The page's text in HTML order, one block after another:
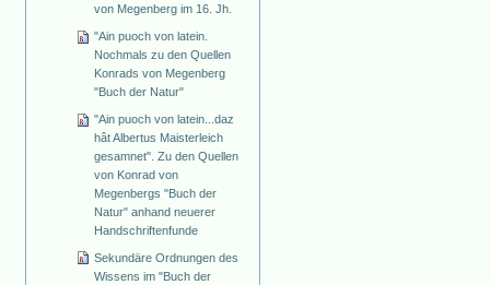
von Megenberg im 16. Jh.
"Ain puoch von latein.
Nochmals zu den Quellen
Konrads von Megenberg
"Buch der Natur"
"Ain puoch von latein...daz
hât Albertus Maisterleich
gesamnet". Zu den Quellen
von Konrad von
Megenbergs "Buch der
Natur" anhand neuerer
Handschriftenfunde
Sekundäre Ordnungen des
Wissens im "Buch der